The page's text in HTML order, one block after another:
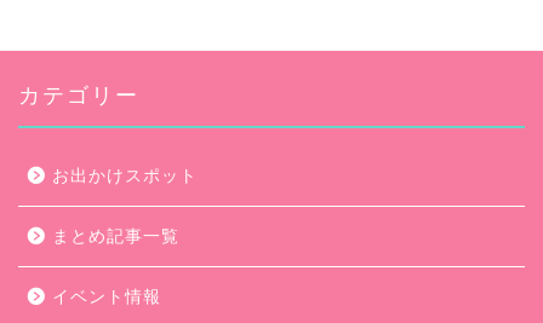
カテゴリー
お出かけスポット
まとめ記事一覧
イベント情報